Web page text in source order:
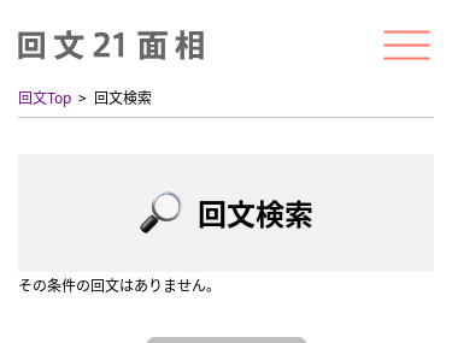
回文Top 回文検索
回文検索
その条件の回文はありません。